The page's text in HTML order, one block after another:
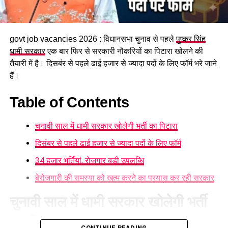
रामनगर में कांग्रेस कार्यालय को लेकर बवाल, लाठीचार्ज से राजनीति
गरमाई, ब्लॉक प्रमुख समेत कई घायल…
govt job vacancies 2026 : विधानसभा चुनाव से पहलेपुष्कर सिंह
धामी सरकारएक बार फिर से सरकारी नौकरियों का पिटारा खोलने की
तैयारी में है। दिसबंर से पहले ढाई हजार से ज्यादा पदों के लिए फॉर्म भरे जाने
हैं।
Table of Contents
चुनावी साल में धामी सरकार खोलेगी भर्ती का पिटारा
दिसंबर से पहले ढाई हजार से ज्यादा पदों के लिए फॉर्म
34 हजार भर्तियां, रोजगार बड़ी उपलब्धि
बेरोजगारी की समस्या को खत्म करने का प्रयास कर रही सरकार
का पिटारा